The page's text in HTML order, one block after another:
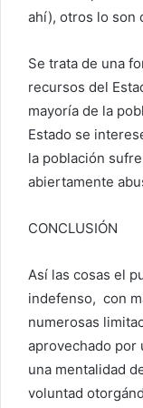
ahí), otros lo son
Se trata de una
recursos del
mayoría de la
Estado se
la población
abiertamente
CONCLUSIÓN
Así las cosas el
indefenso, con
numerosas
aprovechado por
una mentalidad
voluntad